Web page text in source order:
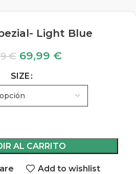
Light Blue
€ 69,99 €
SIZE
AL CARRITO
Add to wishlist